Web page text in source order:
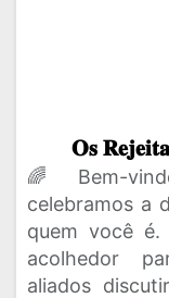
𝐎𝐬
🌈 Bem-
celebramos a
quem você
acolhedor
aliados